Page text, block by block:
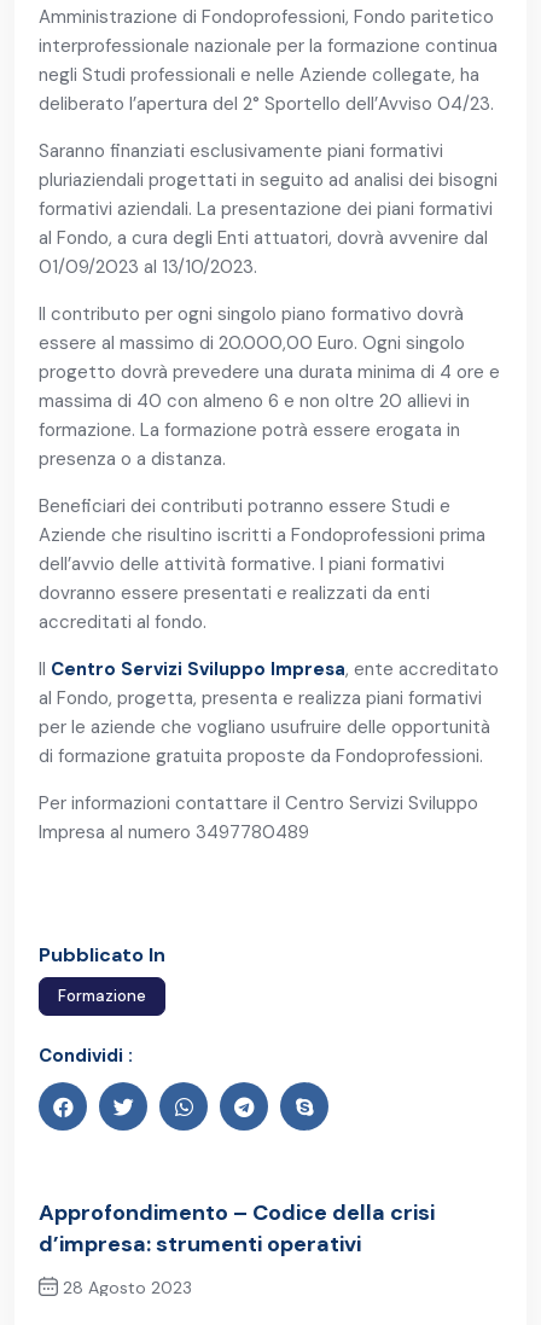
Amministrazione di Fondoprofessioni, Fondo paritetico
interprofessionale nazionale per la formazione continua
negli Studi professionali e nelle Aziende collegate, ha
deliberato l’apertura del 2° Sportello dell’Avviso 04/23.
Saranno finanziati esclusivamente piani formativi
pluriaziendali progettati in seguito ad analisi dei bisogni
formativi aziendali. La presentazione dei piani formativi
al Fondo, a cura degli Enti attuatori, dovrà avvenire dal
01/09/2023 al 13/10/2023.
Il contributo per ogni singolo piano formativo dovrà
essere al massimo di 20.000,00 Euro. Ogni singolo
progetto dovrà prevedere una durata minima di 4 ore e
massima di 40 con almeno 6 e non oltre 20 allievi in
formazione. La formazione potrà essere erogata in
presenza o a distanza.
Beneficiari dei contributi potranno essere Studi e
Aziende che risultino iscritti a Fondoprofessioni prima
dell’avvio delle attività formative. I piani formativi
dovranno essere presentati e realizzati da enti
accreditati al fondo.
Il Centro Servizi Sviluppo Impresa, ente accreditato
al Fondo, progetta, presenta e realizza piani formativi
per le aziende che vogliano usufruire delle opportunità
di formazione gratuita proposte da Fondoprofessioni.
Per informazioni contattare il Centro Servizi Sviluppo
Impresa al numero 3497780489
Pubblicato In
Formazione
Condividi :
Approfondimento – Codice della crisi
d’impresa: strumenti operativi
28 Agosto 2023